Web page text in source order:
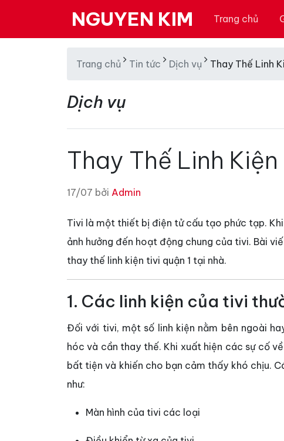
NGUYEN KIM Trang chủ
Trang chủ Tin tức Dịch vụ Thay Thế Linh
Dịch vụ
Thay Thế Linh Kiện
17/07 bởi Admin
Tivi là một thiết bị điện tử cấu tạo phức tạp.
ảnh hưởng đến hoạt động chung của tivi. Bài
thay thế linh kiện tivi quận 1 tại nhà.
1. Các linh kiện của tivi
Đối với tivi, một số linh kiện nằm bên ngoài
hóc và cần thay thế. Khi xuất hiện các sự cố
bất tiện và khiến cho bạn cảm thấy khó chịu.
như:
Màn hình của tivi các loại